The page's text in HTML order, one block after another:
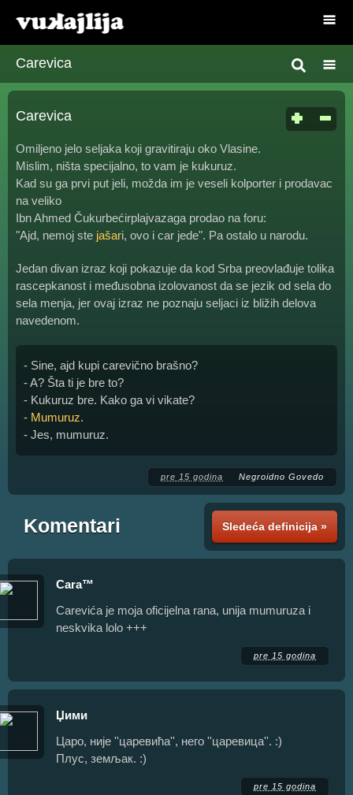
Carevica
Carevica
Omiljeno jelo seljaka koji gravitiraju oko Vlasine.
Mislim, ništa specijalno, to vam je kukuruz.
Kad su ga prvi put jeli, možda im je veseli kolporter i prodavac
na veliko
Ibn Ahmed Čukurbećirplajvazaga prodao na foru:
"Ajd, nemoj ste jašari, ovo i car jede". Pa ostalo u narodu.
Jedan divan izraz koji pokazuje da kod Srba preovlađuje tolika
rascepkanost i međusobna izolovanost da se jezik od sela do
sela menja, jer ovaj izraz ne poznaju seljaci iz bližih delova
navedenom.
- Sine, ajd kupi carevično brašno?
- A? Šta ti je bre to?
- Kukuruz bre. Kako ga vi vikate?
- Mumuruz.
- Jes, mumuruz.
pre 15 godina Negroidno Govedo
Sledeća definicija »
Komentari
Cara™
Carevića je moja oficijelna rana, unija mumuruza i
neskvika lolo +++
pre 15 godina
Џими
Царо, није ''царевића'', него ''царевица''. :)
Плус, земљак. :)
pre 15 godina